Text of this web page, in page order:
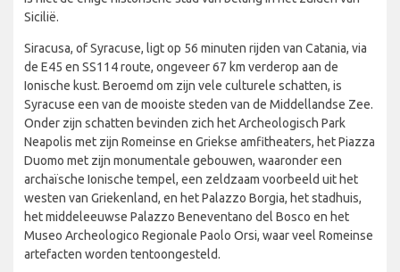
Sicilië.
Siracusa, of Syracuse, ligt op 56 minuten rijden van Catania, via
de E45 en SS114 route, ongeveer 67 km verderop aan de
Ionische kust. Beroemd om zijn vele culturele schatten, is
Syracuse een van de mooiste steden van de Middellandse Zee.
Onder zijn schatten bevinden zich het Archeologisch Park
Neapolis met zijn Romeinse en Griekse amfitheaters, het Piazza
Duomo met zijn monumentale gebouwen, waaronder een
archaïsche Ionische tempel, een zeldzaam voorbeeld uit het
westen van Griekenland, en het Palazzo Borgia, het stadhuis,
het middeleeuwse Palazzo Beneventano del Bosco en het
Museo Archeologico Regionale Paolo Orsi, waar veel Romeinse
artefacten worden tentoongesteld.